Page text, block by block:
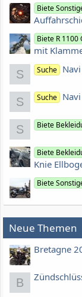
Biete
Biete R 1100
mit
S Suche
S Suche
S Biete
Biete
Knie
Biete
Neue Themen
Bretagne
B